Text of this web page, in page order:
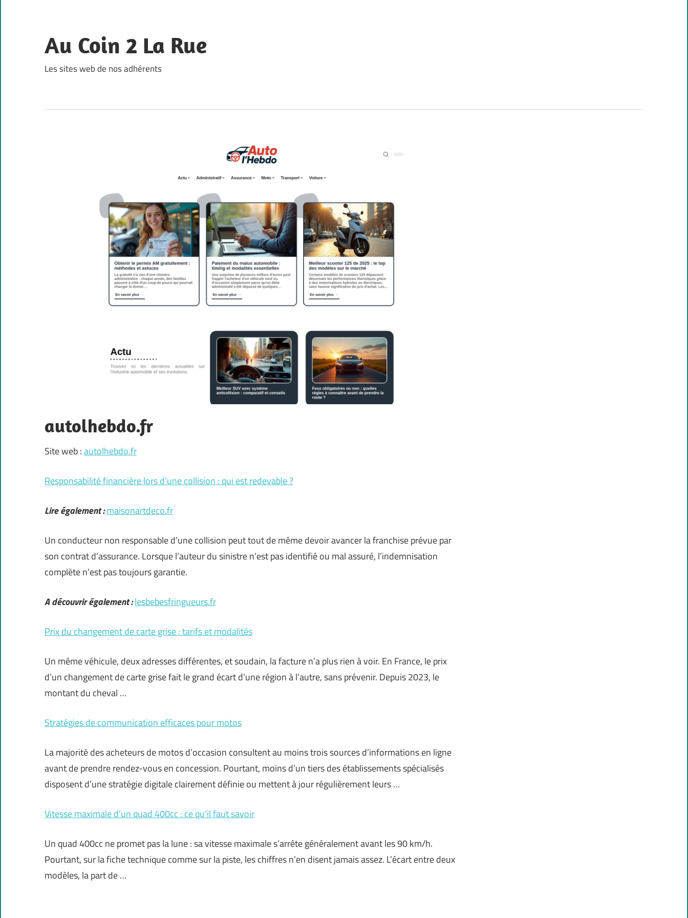
content
Au Coin 2 La Rue
Les sites web de nos adhérents
autolhebdo.fr
Site web :autolhebdo.fr
Responsabilité financière lors d’une collision : qui est redevable ?
Lire également :maisonartdeco.fr
Un conducteur non responsable d’une collision peut tout de même devoir avancer la franchise prévue par
son contrat d’assurance. Lorsque l’auteur du sinistre n’est pas identifié ou mal assuré, l’indemnisation
complète n’est pas toujours garantie.
A découvrir également :lesbebesfringueurs.fr
Prix du changement de carte grise : tarifs et modalités
Un même véhicule, deux adresses différentes, et soudain, la facture n’a plus rien à voir. En France, le prix
d’un changement de carte grise fait le grand écart d’une région à l’autre, sans prévenir. Depuis 2023, le
montant du cheval …
Stratégies de communication efficaces pour motos
La majorité des acheteurs de motos d’occasion consultent au moins trois sources d’informations en ligne
avant de prendre rendez-vous en concession. Pourtant, moins d’un tiers des établissements spécialisés
disposent d’une stratégie digitale clairement définie ou mettent à jour régulièrement leurs …
Vitesse maximale d’un quad 400cc : ce qu’il faut savoir
Un quad 400cc ne promet pas la lune : sa vitesse maximale s’arrête généralement avant les 90 km/h.
Pourtant, sur la fiche technique comme sur la piste, les chiffres n’en disent jamais assez. L’écart entre deux
modèles, la part de …